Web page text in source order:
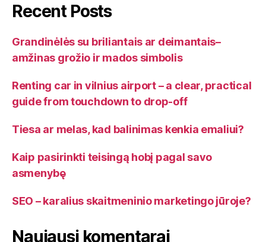
Recent Posts
Grandinėlės su briliantais ar deimantais–
amžinas grožio ir mados simbolis
Renting car in vilnius airport – a clear, practical
guide from touchdown to drop-off
Tiesa ar melas, kad balinimas kenkia emaliui?
Kaip pasirinkti teisingą hobį pagal savo
asmenybę
SEO – karalius skaitmeninio marketingo jūroje?
Naujausi komentarai